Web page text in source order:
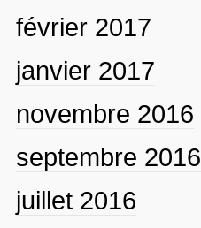
février 2017
janvier 2017
novembre 2016
septembre 2016
juillet 2016